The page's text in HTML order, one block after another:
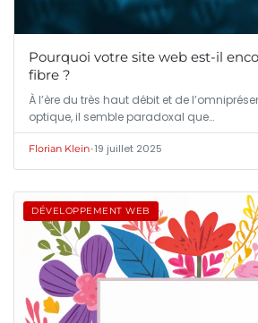
Pourquoi votre site web est-il
fibre ?
À l’ère du très haut débit et de
optique, il semble paradoxal que…
Florian Klein•19 juillet 2025
DÉVELOPPEMENT WEB